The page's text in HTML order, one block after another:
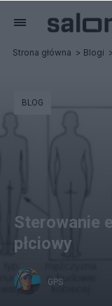
Strona główna Blogi
BLOG
Sterowanie
płciowy
GPS